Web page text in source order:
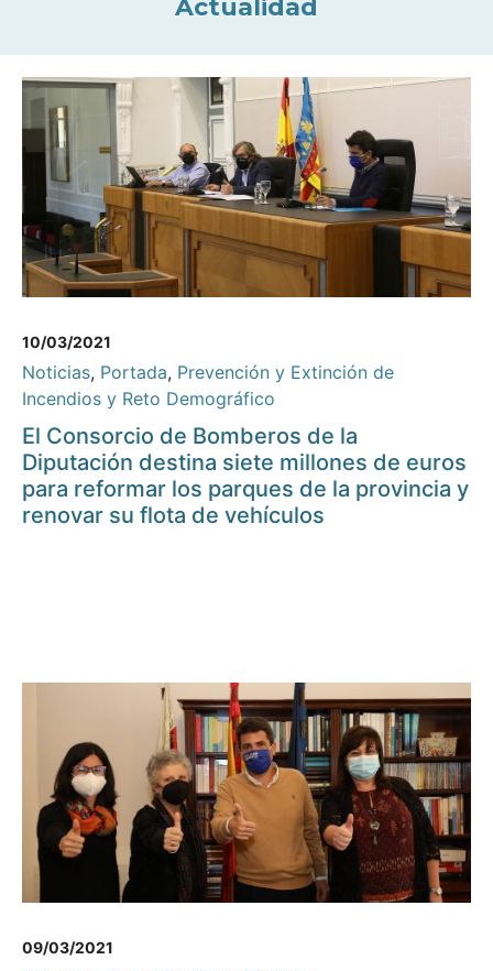
Actualidad
10/03/2021
Noticias, Portada, Prevención y Extinción de
Incendios y Reto Demográfico
El Consorcio de Bomberos de la
Diputación destina siete millones de euros
para reformar los parques de la provincia y
renovar su flota de vehículos
09/03/2021